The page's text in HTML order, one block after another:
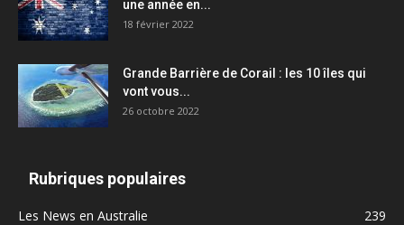
une année en...
18 février 2022
Grande Barrière de Corail : les 10 îles qui
vont vous...
26 octobre 2022
Rubriques populaires
Les News en Australie
239